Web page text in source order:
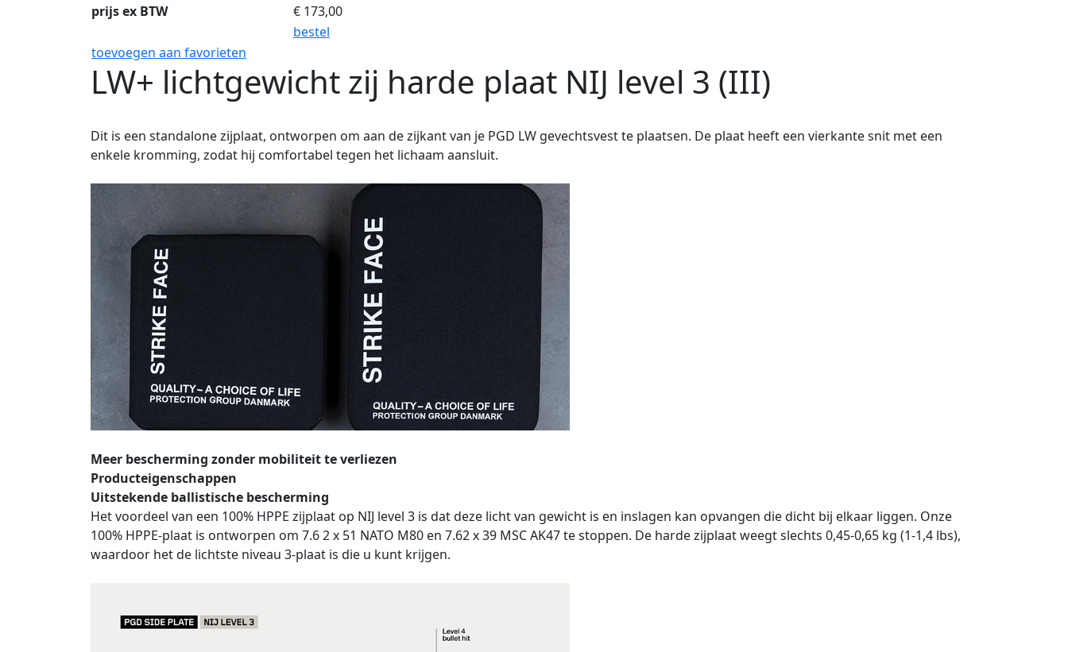
prijs ex BTW
€ 173,00
bestel
toevoegen aan favorieten
LW+ lichtgewicht zij harde plaat NIJ level 3 (III)
Dit is een standalone zijplaat, ontworpen om aan de zijkant van je PGD LW gevechtsvest te plaatsen. De plaat heeft een vierkante snit met een
enkele kromming, zodat hij comfortabel tegen het lichaam aansluit.
Meer bescherming zonder mobiliteit te verliezen
Producteigenschappen
Uitstekende ballistische bescherming
Het voordeel van een 100% HPPE zijplaat op NIJ level 3 is dat deze licht van gewicht is en inslagen kan opvangen die dicht bij elkaar liggen. Onze
100% HPPE-plaat is ontworpen om 7.6 2 x 51 NATO M80 en 7.62 x 39 MSC AK47 te stoppen. De harde zijplaat weegt slechts 0,45-0,65 kg (1-1,4 lbs),
waardoor het de lichtste niveau 3-plaat is die u kunt krijgen.